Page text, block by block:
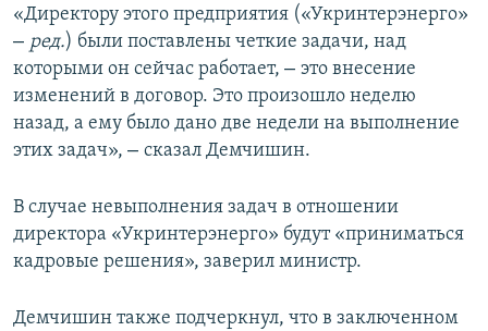
«Директору этого предприятия («Укринтерэнерго»
– ред.) были поставлены четкие задачи, над
которыми он сейчас работает, – это внесение
изменений в договор. Это произошло неделю
назад, а ему было дано две недели на выполнение
этих задач», – сказал Демчишин.
В случае невыполнения задач в отношении
директора «Укринтерэнерго» будут «приниматься
кадровые решения», заверил министр.
Демчишин также подчеркнул, что в заключенном